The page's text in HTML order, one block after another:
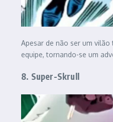
Apesar de não ser um
equipe, tornando-se um
8. Super-Skrull